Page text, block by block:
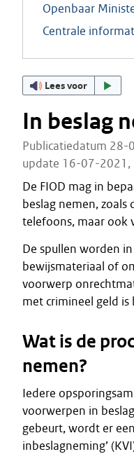
Openbaar
Centrale
Lees voor
In beslag
Publicatiedatum 28-
update 16-07-2021,
De FIOD mag in
beslag nemen, zoals
telefoons, maar ook
De spullen worden
bewijsmateriaal of
voorwerp
met crimineel geld is
Wat is de
nemen?
Iedere
voorwerpen in
gebeurt, wordt er
inbeslagneming’